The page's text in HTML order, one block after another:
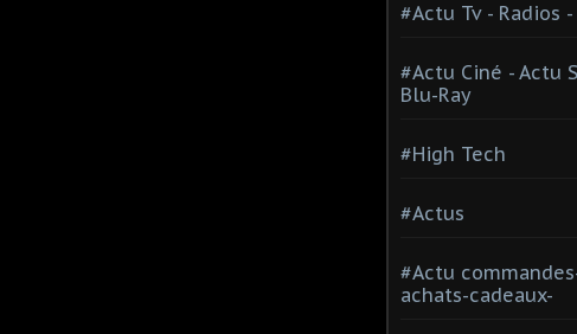
#Actu Tv - Radios
#Actu Ciné - Actu
Blu-Ray
#High Tech
#Actus
#Actu
achats-cadeaux-